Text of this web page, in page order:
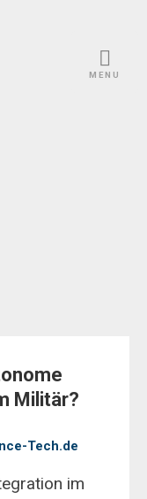
MENU
Militär?
Tech.de
im